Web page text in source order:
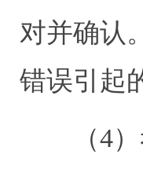
对并确认
错误引起
（4